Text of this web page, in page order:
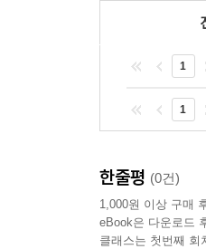
진화론과 창조론
인간의 탄생에
합리적인 설명
존재한다. 우선
그런가 하면 창
활동했다고 믿
오랫동안 호모
1
1
한줄평 (0건)
1,000원 이상 구매
eBook은 다운로드
클래스는 첫번째 회